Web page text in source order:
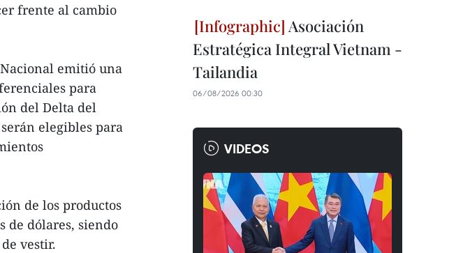
frente al cambio
emitió una
para
del Delta del
elegibles para
de los productos
de dólares, siendo
vestir.
Asociación
Estratégica Integral Vietnam -
Tailandia
06/08/2026 00:30
VIDEOS